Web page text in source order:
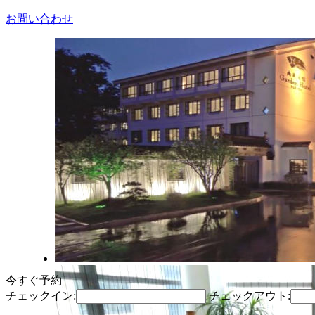
お問い合わせ
今すぐ予約
チェックイン:
チェックアウト: